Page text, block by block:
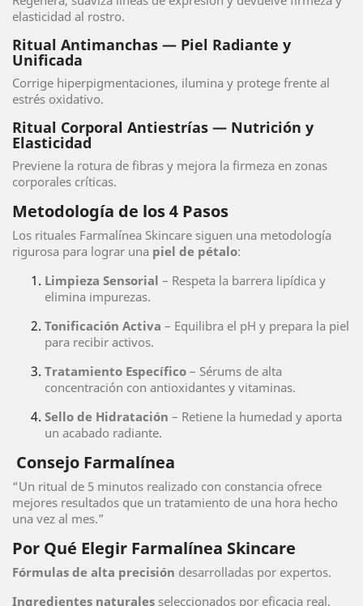
elasticidad al rostro.
Ritual Antimanchas — Piel Radiante y
Unificada
Corrige hiperpigmentaciones, ilumina y protege frente al
estrés oxidativo.
Ritual Corporal Antiestrías — Nutrición y
Elasticidad
Previene la rotura de fibras y mejora la firmeza en zonas
corporales críticas.
Metodología de los 4 Pasos
Los rituales Farmalínea Skincare siguen una metodología
rigurosa para lograr una piel de pétalo:
Limpieza Sensorial – Respeta la barrera lipídica y
elimina impurezas.
Tonificación Activa – Equilibra el pH y prepara la piel
para recibir activos.
Tratamiento Específico – Sérums de alta
concentración con antioxidantes y vitaminas.
Sello de Hidratación – Retiene la humedad y aporta
un acabado radiante.
Consejo Farmalínea
“Un ritual de 5 minutos realizado con constancia ofrece
mejores resultados que un tratamiento de una hora hecho
una vez al mes.”
Por Qué Elegir Farmalínea Skincare
Fórmulas de alta precisión desarrolladas por expertos.
Ingredientes naturales seleccionados por eficacia real.